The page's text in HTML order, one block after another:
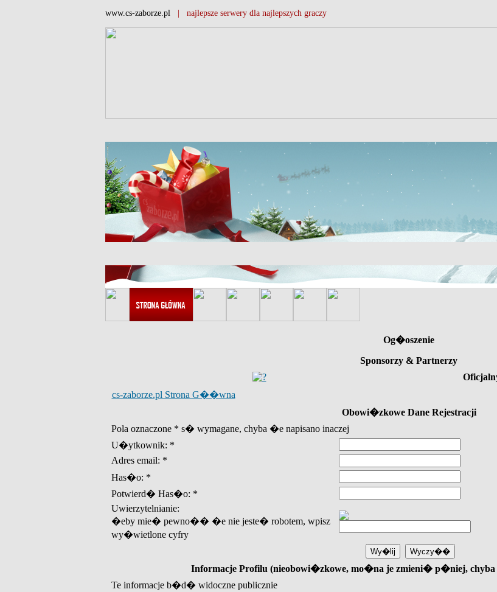
www.cs-zaborze.pl | najlepsze serwery dla najlepszych graczy
Og�oszenie
Sponsorzy & Partnerzy
cs-zaborze.pl Strona G��wna
Obowi�zkowe Dane Rejestracji
Pola oznaczone * s� wymagane, chyba �e napisano inaczej
U�ytkownik: *
Adres email: *
Has�o: *
Potwierd� Has�o: *
Uwierzytelnianie:
�eby mie� pewno�� �e nie jeste� robotem, wpisz
wy�wietlone cyfry
Informacje Profilu (nieobowi�zkowe, mo�na je zmieni� p�niej,
Te informacje b�d� widoczne publicznie